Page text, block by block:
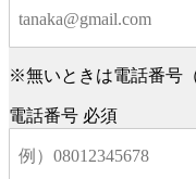
※無いときは電話番号
電話番号 必須